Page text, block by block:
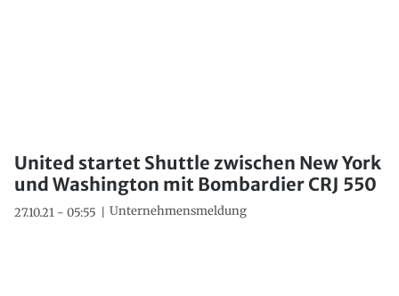
United startet Shuttle zwischen New York
und Washington mit Bombardier CRJ 550
27.10.21 - 05:55 Unternehmensmeldung